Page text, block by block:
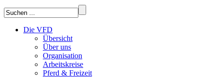
Die VFD
Übersicht
Über uns
Organisation
Arbeitskreise
Pferd & Freizeit